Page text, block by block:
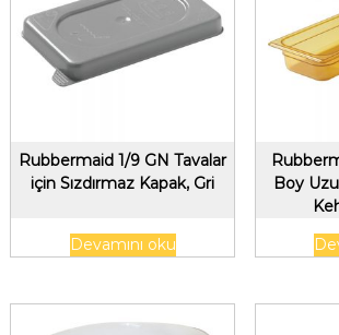
Rubbermaid 1/9 GN Tavalar
için Sızdırmaz Kapak, Gri
Devamını oku
Boy